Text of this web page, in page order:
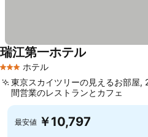
3 ホテルのランク
ホテル
瑞江第一ホテル
東京スカイツリーの見えるお部屋,
間営業のレストランとカフェ
最安値 ￥10,797